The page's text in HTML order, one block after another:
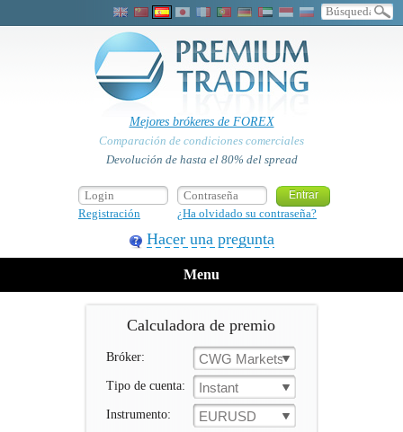
Mejores brókeres de FOREX
Comparación de condiciones comerciales
Devolución de hasta el 80% del spread
Registración ¿Ha olvidado su contraseña?
Hacer una pregunta
Menu
Calculadora de premio
Bróker: CWG Markets
Tipo de cuenta: Instant
Instrumento: EURUSD